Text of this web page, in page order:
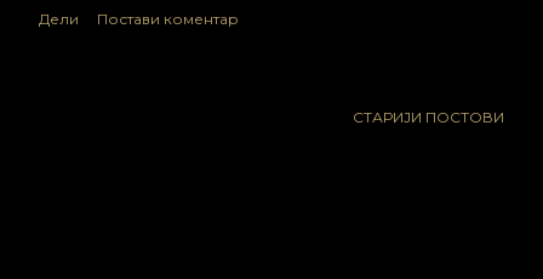
Дели Постави коментар
СТАРИЈИ ПОСТОВИ